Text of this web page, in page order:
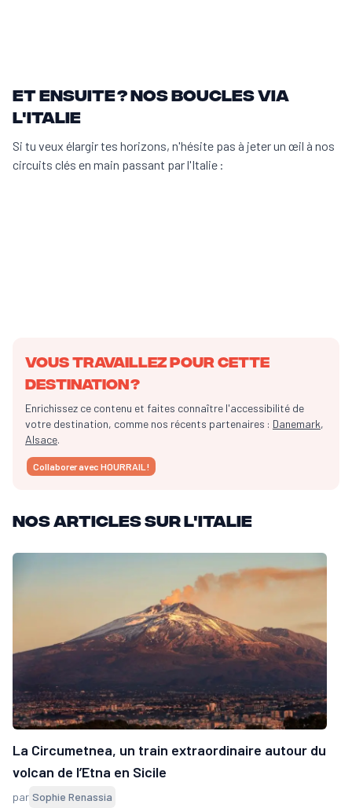
Et ensuite ? Nos boucles via
l'Italie
Si tu veux élargir tes horizons, n'hésite pas à jeter un œil à nos
circuits clés en main passant par l'Italie :
Vous travaillez pour cette
destination ?
Enrichissez ce contenu et faites connaître l'accessibilité de
votre destination, comme nos récents partenaires : Danemark,
Alsace.
Collaborer avec HOURRAIL !
Nos articles sur l'Italie
La Circumetnea, un train extraordinaire autour du
volcan de l’Etna en Sicile
par Sophie Renassia